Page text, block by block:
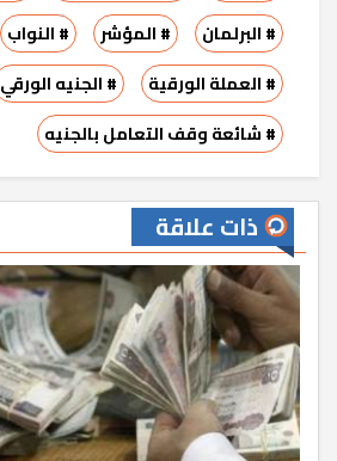
# البرلمان
# المؤشر
# النواب
# العملة الورقية
# الجنيه الورقي
# شائعة وقف التعامل بالجنيه
ذات علاقة